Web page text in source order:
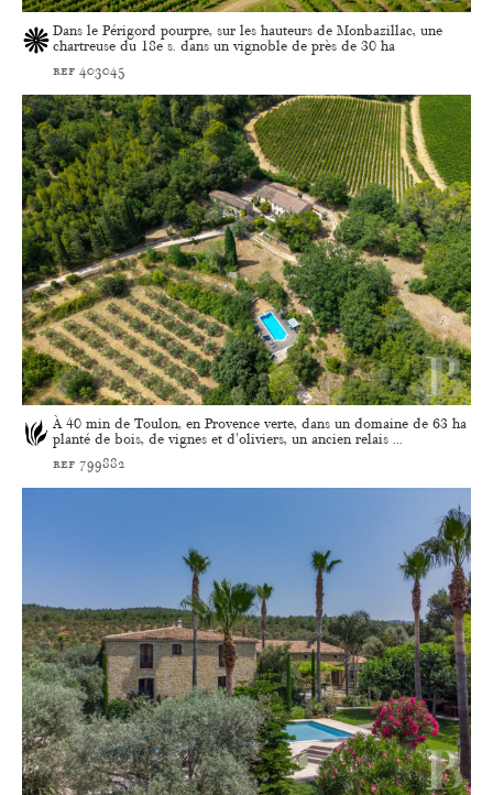
Dans le Périgord pourpre, sur les hauteurs de Monbazillac, une
chartreuse du 18e s. dans un vignoble de près de 30 ha
ref 403045
À 40 min de Toulon, en Provence verte, dans un domaine de 63 ha
planté de bois, de vignes et d'oliviers, un ancien relais ...
ref 799882